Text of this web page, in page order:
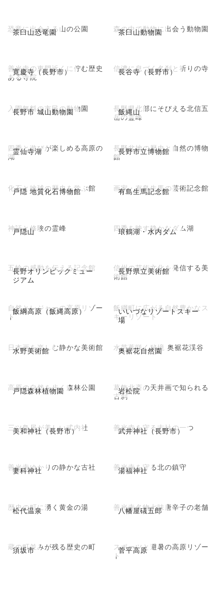
茶臼山恐竜園
恐竜に出会える山の公園 茶臼山動物園
森の中で動物に出会う動物園
寛慶寺（長野市）
善光寺の東門近くに佇む歴史
ある寺院
長谷寺（長野市）
信濃に息づく名刹と祈りの寺
長野市 城山動物園
入園無料の市民の動物園 飯縄山
長野県北部にそびえる北信五
岳の霊峰
霊仙寺湖
四季と遊びが楽しめる高原の
湖
長野市立博物館
長野盆地の歴史と自然の博物
館
戸隠 地質化石博物館
化石と地球の歴史を学ぶ館 有島生馬記念館
画家・有島生馬の芸術記念館
戸隠山
神話と修験の霊峰 琅鶴湖・水内ダム
四季を映す静かなダム湖
長野オリンピックミュー
ジアム
五輪の感動を伝える記念館 長野県立美術館
信州の芸術文化を発信する美
術館
飯綱高原（飯縄高原）
自然とレジャーの高原リゾー
ト
いいづなリゾートスキー
場
飯綱町に広がる自然豊かなス
キーリゾート
水野美術館
日本画を楽しむ静かな美術館 奥裾花自然園
水芭蕉咲く秘境 奥裾花渓谷
戸隠森林植物園
高原の自然を歩く森林公園 岩松院
葛飾北斎の天井画で知られる
古刹
美和神社（長野市）
三ツ鳥居が美しい式内社 武井神社（長野市）
善光寺を守る古社の一つ
妻科神社
善光寺ゆかりの静かな古社 湯福神社
善光寺を守る北の鎮守
松代温泉
歴史の町に湧く黄金の湯 八幡屋礒五郎
善光寺名物七味唐辛子の老舗
須坂市
蔵の町並みが残る歴史の町 菅平高原
スポーツと避暑の高原リゾー
ト